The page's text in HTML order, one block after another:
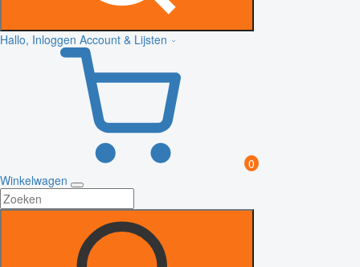
Hallo, Inloggen Account & Lijsten
0
Winkelwagen